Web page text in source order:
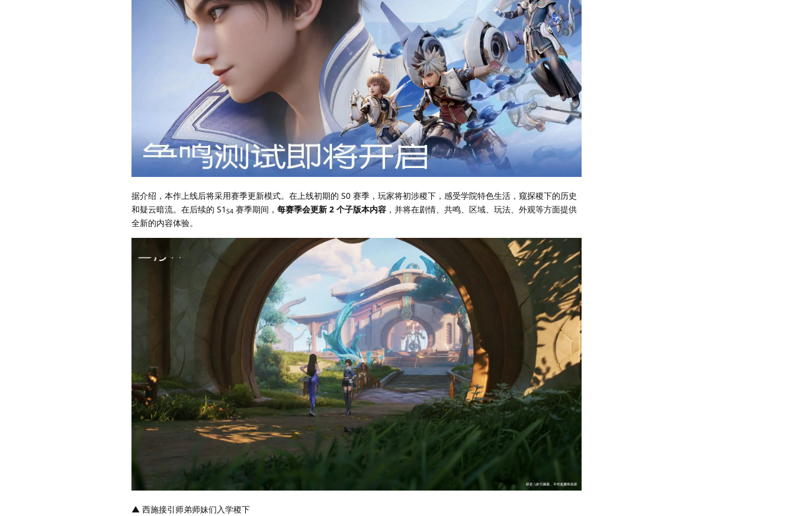
据介绍，本作上线后将采用赛季更新模式。在上线初期的 S0 赛季，玩家将初涉稷下，感受学院特色生活，窥探稷下的历史
和疑云暗流。在后续的 S1 S4 赛季期间， 每赛季会更新 2 个子版本内容 ，并将在剧情、共鸣、区域、玩法、外观等方面提供
全新的内容体验。
▲ 西施接引师弟师妹们入学稷下